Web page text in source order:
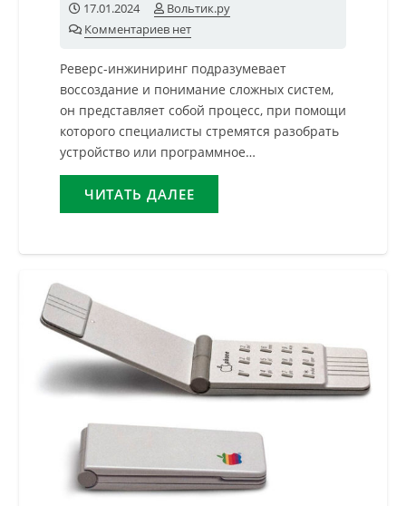
17.01.2024
Вольтик.ру
Комментариев нет
Реверс-инжиниринг подразумевает
воссоздание и понимание сложных систем,
он представляет собой процесс, при помощи
которого специалисты стремятся разобрать
устройство или программное…
ЧИТАТЬ ДАЛЕЕ